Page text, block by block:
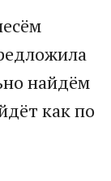
найдём
как по